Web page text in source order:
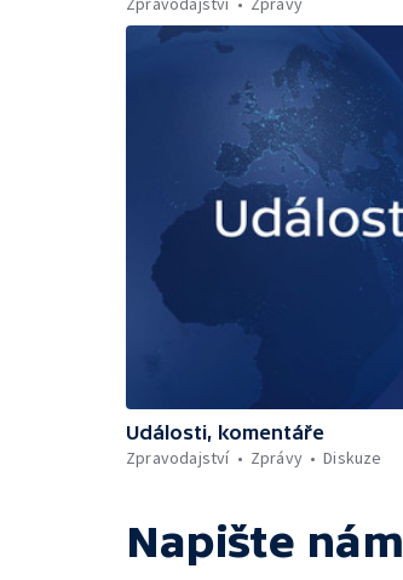
Události, komentáře
Zpravodajství
Zprávy Diskuze
Napište nám